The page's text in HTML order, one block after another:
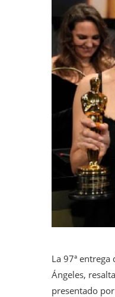
La 97ª
Ángeles,
presentado